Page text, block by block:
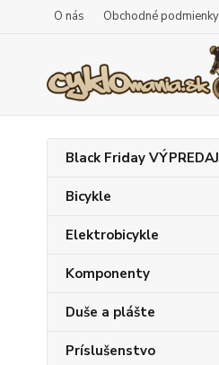
O nás Obchodné podmienky
Black Friday VÝPREDAJ
Bicykle
Elektrobicykle
Komponenty
Duše a plášte
Príslušenstvo